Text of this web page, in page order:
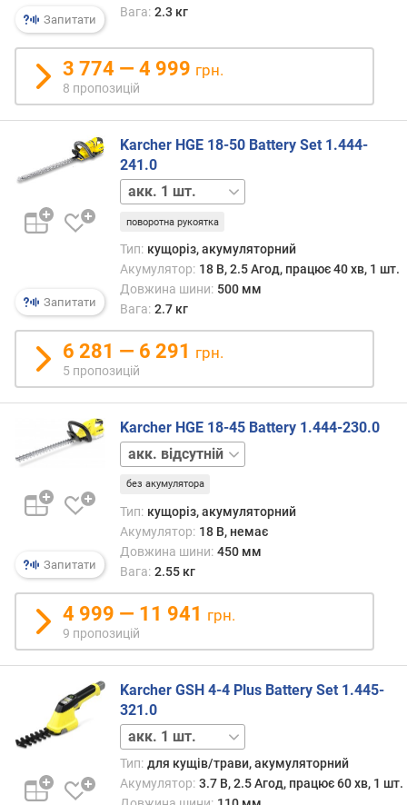
д
а
а
я
з
а
ь
к
і
с
т
ю
о
о
з
і
й
п
о
ж
н
с
Запитати
Вага: 2.3 кг
3 774 — 4 999 грн.
8 пропозицій
Запитати
Karcher HGE 18-50 Battery Set 1.444-
241.0
акк.
відсутній
поворотна рукоятка
Тип: кущоріз, акумуляторний
Акумулятор: 18 В, 2.5 Агод, працює 40 хв, 1 шт.
Довжина шини: 500 мм
Вага: 2.7 кг
6 281 — 6 291 грн.
5 пропозицій
Запитати
Karcher HGE 18-45 Battery 1.444-230.0
акк.
1
шт.
без акумулятора
Тип: кущоріз, акумуляторний
Акумулятор: 18 В, немає
Довжина шини: 450 мм
Вага: 2.55 кг
4 999 — 11 941 грн.
9 пропозицій
Karcher GSH 4-4 Plus Battery Set 1.445-
321.0
акк.
відсутній
Тип: для кущів/трави, акумуляторний
Акумулятор: 3.7 В, 2.5 Агод, працює 60 хв, 1 шт.